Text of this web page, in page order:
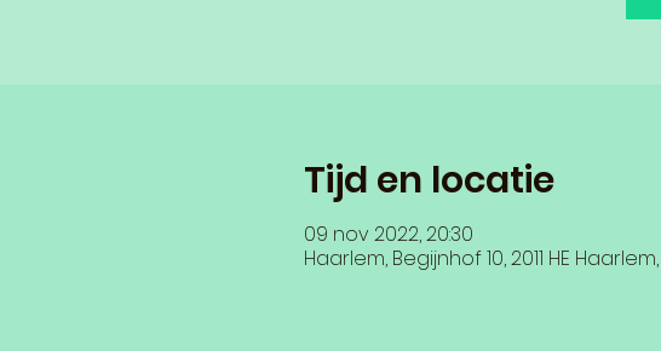
Tijd en locatie
09 nov 2022, 20:30
Haarlem, Begijnhof 10, 2011 HE